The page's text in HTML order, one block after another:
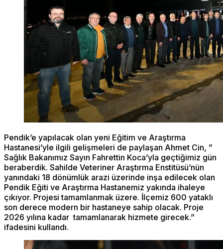
Pendik’e yapılacak olan yeni Eğitim ve Araştırma
Hastanesi’yle ilgili gelişmeleri de paylaşan Ahmet Cin, ”
Sağlık Bakanımız Sayın Fahrettin Koca’yla geçtiğimiz gün
beraberdik. Sahilde Veteriner Araştırma Enstitüsü’nün
yanındaki 18 dönümlük arazi üzerinde inşa edilecek olan
Pendik Eğiti ve Araştırma Hastanemiz yakında ihaleye
çıkıyor. Projesi tamamlanmak üzere. İlçemiz 600 yataklı
son derece modern bir hastaneye sahip olacak. Proje
2026 yılına kadar tamamlanarak hizmete girecek.”
ifadesini kullandı.